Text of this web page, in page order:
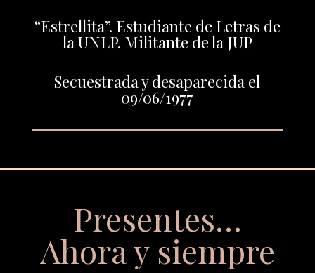
“Estrellita”. Estudiante de Letras de
la UNLP. Militante de la JUP
Secuestrada y desaparecida el
09/06/1977
Presentes…
Ahora y siempre